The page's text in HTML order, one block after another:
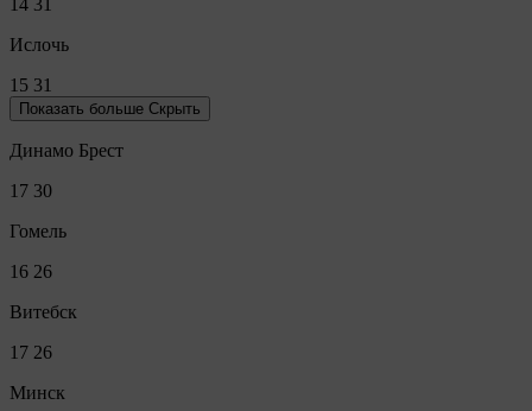
14 31
Ислочь
15 31
Показать больше Скрыть
Динамо Брест
17 30
Гомель
16 26
Витебск
17 26
Минск